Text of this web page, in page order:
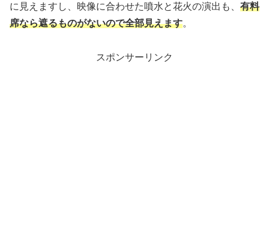
に見えますし、映像に合わせた噴水と花火の演出も、 有料
席なら遮るものがないので全部見えます。
スポンサーリンク